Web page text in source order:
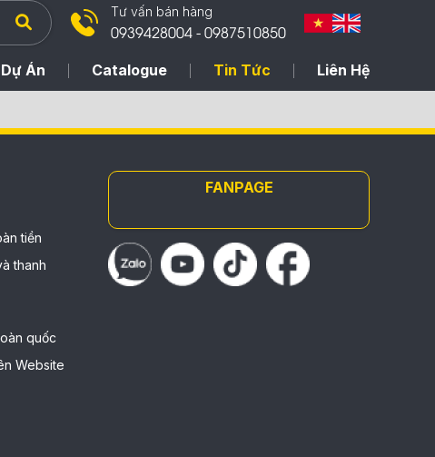
Tư vấn bán hàng
0939428004 - 0987510850
Dự Án Catalogue Tin Tức Liên Hệ
tiền
thanh
quốc
Website
FANPAGE